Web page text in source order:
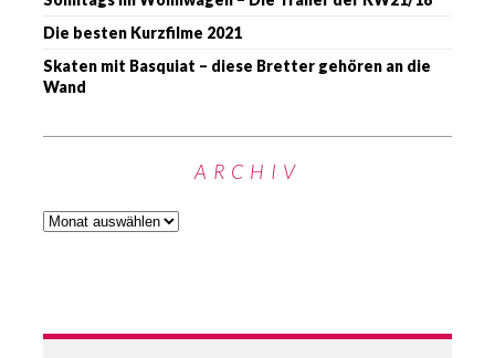
Die besten Kurzfilme 2021
Skaten mit Basquiat – diese Bretter gehören an die
Wand
ARCHIV